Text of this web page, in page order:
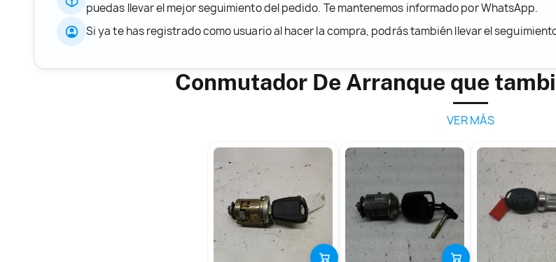
puedas llevar el mejor seguimiento del pedido. Te mantenemos informado por WhatsApp.
Si ya te has registrado como usuario al hacer la compra, podrás también llevar el
Conmutador De Arranque que
VER MÁS